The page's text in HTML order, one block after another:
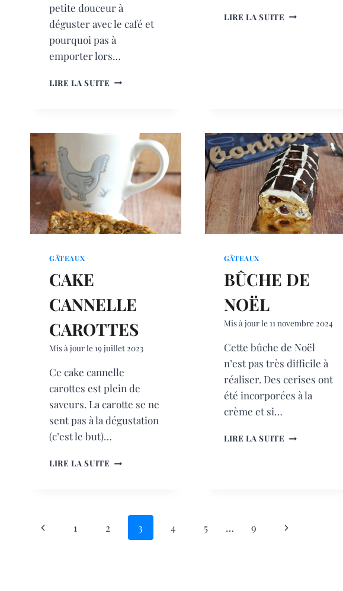
petite douceur à
déguster avec le café et
pourquoi pas à
emporter lors…
LIRE LA SUITE GÂTEAU
LIRE LA SUITE FAR
GÂTEAUX
CAKE
CANNELLE
CAROTTES
Mis à jour le 19 juillet 2023
Ce cake cannelle
carottes est plein de
saveurs. La carotte se ne
sent pas à la dégustation
(c’est le but)…
LIRE LA SUITE CAKE
GÂTEAUX
BÛCHE DE
NOËL
Mis à jour le 11 novembre 2024
Cette bûche de Noël
n’est pas très difficile à
réaliser. Des cerises ont
été incorporées à la
crème et si…
LIRE LA SUITE BÛCHE
NAVIGATION
Page
1 2 3 4 5 … 9
Page